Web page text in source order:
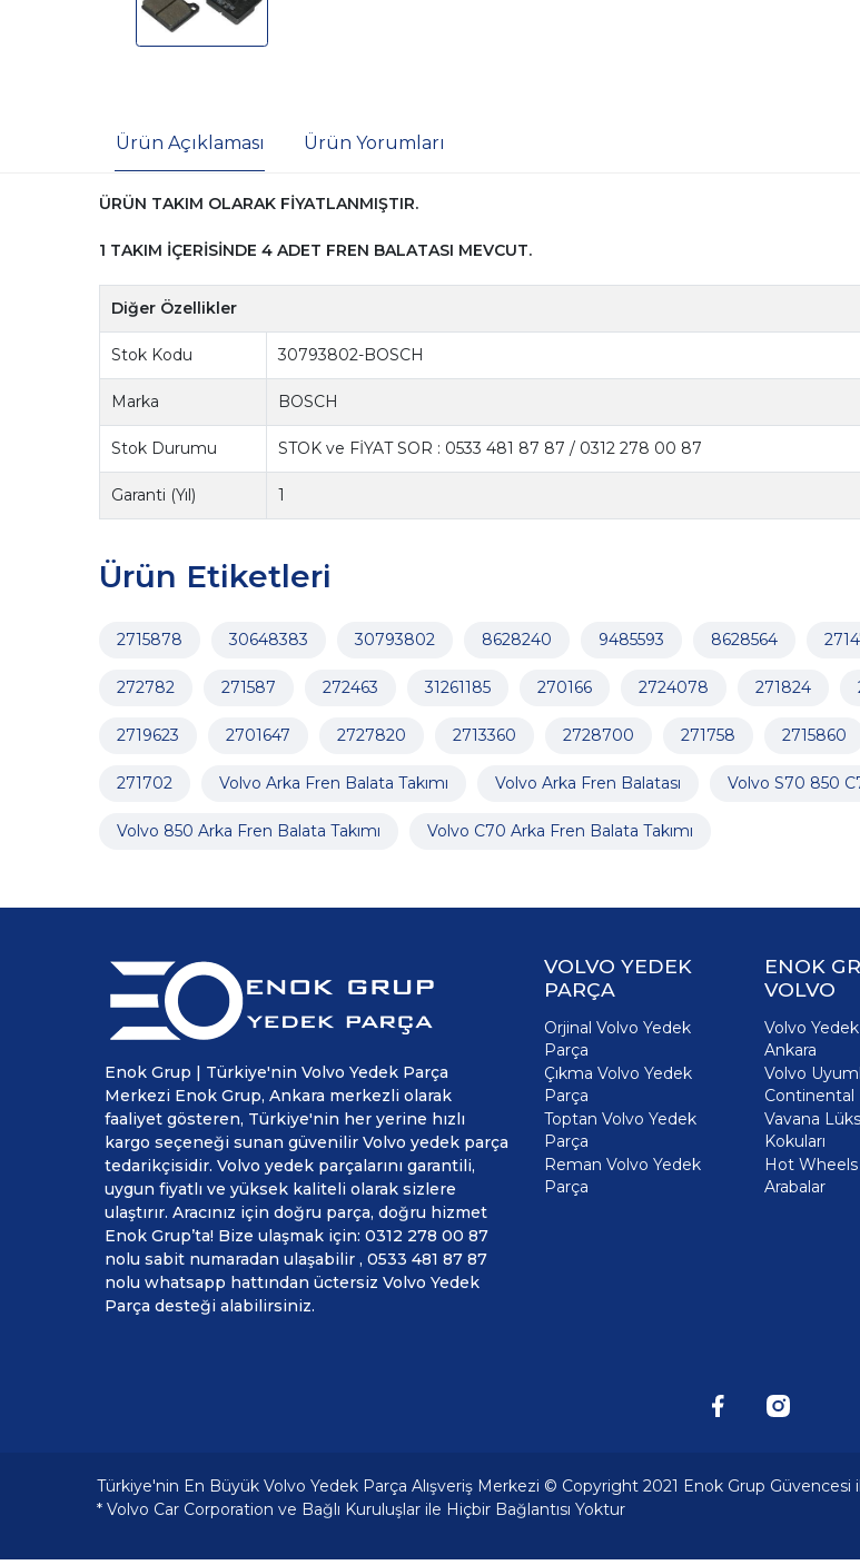
Ürün Açıklaması Ürün Yorumları
ÜRÜN TAKIM OLARAK FİYATLANMIŞTIR.
1 TAKIM İÇERİSİNDE 4 ADET FREN BALATASI MEVCUT.
Diğer Özellikler
Stok Kodu 30793802-BOSCH
Marka BOSCH
Stok Durumu STOK ve FİYAT SOR : 0533 481 87 87 / 0312 278 00 87
Garanti (Yıl) 1
Ürün Etiketleri
2715878 30648383 30793802 8628240 9485593 8628564
272782 271587 272463 31261185 270166 2724078 271824
2719623 2701647 2727820 2713360 2728700 271758 2715860
271702 Volvo Arka Fren Balata Takımı Volvo Arka Fren Balatası Volvo S70 850
Volvo 850 Arka Fren Balata Takımı Volvo C70 Arka Fren Balata Takımı
Enok Grup | Türkiye'nin Volvo Yedek Parça
Merkezi Enok Grup, Ankara merkezli olarak
faaliyet gösteren, Türkiye'nin her yerine hızlı
kargo seçeneği sunan güvenilir Volvo yedek parça
tedarikçisidir. Volvo yedek parçalarını garantili,
uygun fiyatlı ve yüksek kaliteli olarak sizlere
ulaştırır. Aracınız için doğru parça, doğru hizmet
Enok Grup’ta! Bize ulaşmak için: 0312 278 00 87
nolu sabit numaradan ulaşabilir , 0533 481 87 87
nolu whatsapp hattından üctersiz Volvo Yedek
Parça desteği alabilirsiniz.
VOLVO YEDEK
PARÇA
Orjinal Volvo Yedek
Parça
Çıkma Volvo Yedek
Parça
Toptan Volvo Yedek
Parça
Reman Volvo Yedek
Parça
ENOK
VOLVO
Volvo
Ankara
Volvo
Continental
Vavana
Kokuları
Hot Wheels
Arabalar
Türkiye'nin En Büyük Volvo Yedek Parça Alışveriş Merkezi © Copyright 2021 Enok Grup Güvencesi
* Volvo Car Corporation ve Bağlı Kuruluşlar ile Hiçbir Bağlantısı Yoktur